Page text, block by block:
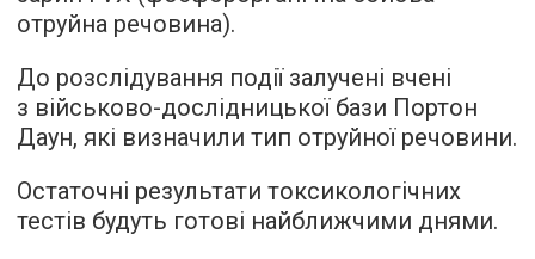
отруйна речовина).
До розслідування події залучені вчені
з військово-дослідницької бази Портон
Даун, які визначили тип отруйної речовини.
Остаточні результати токсикологічних
тестів будуть готові найближчими днями.